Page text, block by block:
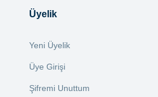
Üyelik
Yeni Üyelik
Üye Girişi
Şifremi Unuttum